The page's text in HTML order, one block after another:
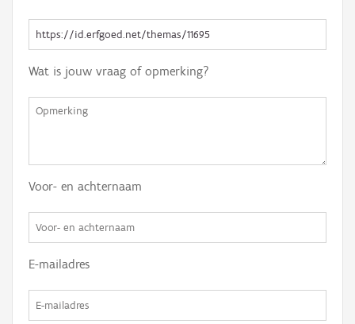
Wat is jouw vraag of opmerking?
Voor- en achternaam
E-mailadres